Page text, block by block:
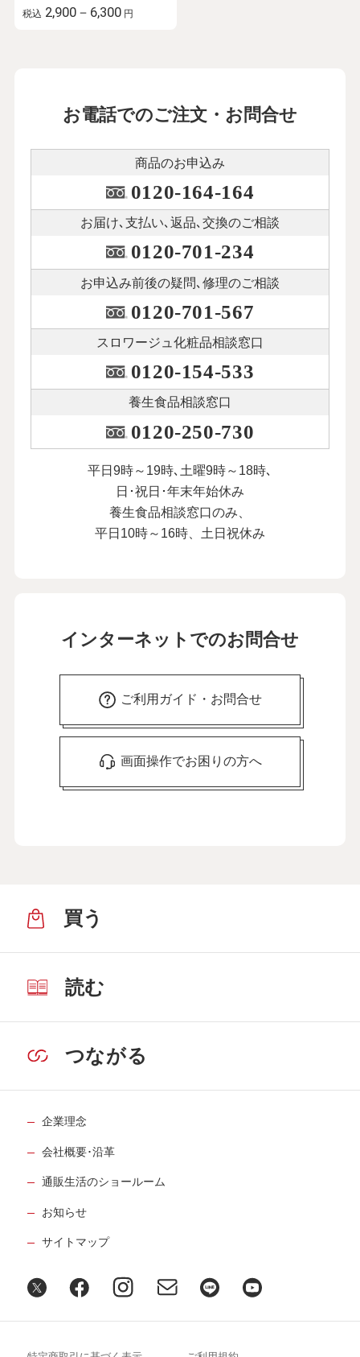
税込 2,900－6,300 円
お電話でのご注文・お問合せ
商品のお申込み
0120-164-164
お届け､支払い､ 返品､交換のご相談
0120-701-234
お申込み前後の疑問､修理のご相談
0120-701-567
スロワージュ化粧品相談窓口
0120-154-533
養生食品相談窓口
0120-250-730
平日9時～19時､土曜9時～18時､
日･祝日･年末年始休み
養生食品相談窓口のみ、
平日10時～16時、土日祝休み
インターネットでのお問合せ
ご利用ガイド・お問合せ
画面操作でお困りの方へ
買う
読む
つながる
企業理念
会社概要･沿革
通販生活のショールーム
お知らせ
サイトマップ